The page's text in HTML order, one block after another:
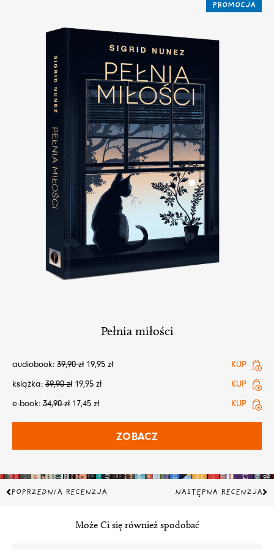
PROMOCJA
Pełnia miłości
audiobook: 39,90zł 19,95 zł
KUP
książka: 39,90zł 19,95 zł
KUP
e-book: 34,90zł 17,45 zł KUP
ZOBACZ
Prev
POPRZEDNIA RECENZJA NASTĘPNA RECENZJA
Może Ci się również spodobać